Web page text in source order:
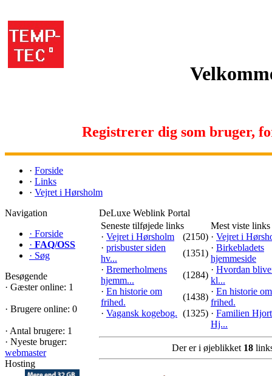
Registrerer dig som bruger,
· Forside
· Links
· Vejret i Hørsholm
Navigation
· Forside
· FAQ/OSS
· Søg
Besøgende
· Gæster online: 1
· Brugere online: 0
· Antal brugere: 1
· Nyeste bruger:
webmaster
Hosting
DeLuxe Weblink Portal
Seneste tilføjede links
· Vejret i Hørsholm
(2150)
· prisbuster siden
hv...
(1351)
· Bremerholmens
hjemm...
(1284)
· En historie om
frihed.
(1438)
· Vagansk kogebog. (1325)
Mest viste links
· Vejret i
· Birkebladets
hjemmeside
· Hvordan
kl...
· En historie om
frihed.
· Familien
Hj...
Der er i øjeblikket 18